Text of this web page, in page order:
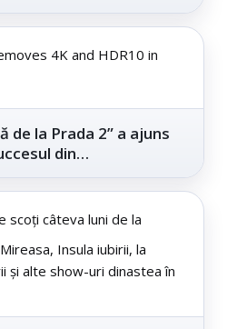
4K and HDR10 in
de la Prada 2” a ajuns
din
scoți câteva luni de la
Insula iubirii, la
și alte show-uri dinastea în